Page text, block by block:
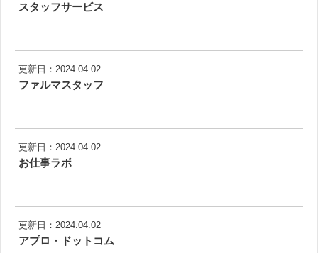
スタッフサービス
更新日：2024.04.02
ファルマスタッフ
更新日：2024.04.02
お仕事ラボ
更新日：2024.04.02
アプロ・ドットコム